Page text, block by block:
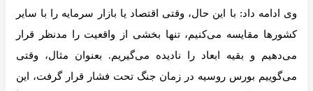
وی ادامه داد: با این حال، وقتی اقتصاد یا بازار سرمایه را با سایر
کشورها مقایسه می‌کنیم، تنها بخشی از واقعیت را مدنظر قرار
می‌دهیم و بقیه ابعاد را نادیده می‌گیریم. بعنوان مثال، وقتی
می‌گوییم بورس روسیه در زمان جنگ تحت فشار قرار گرفت، این